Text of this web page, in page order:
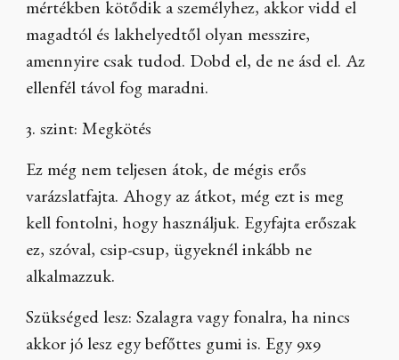
mértékben kötődik a személyhez, akkor vidd el
magadtól és lakhelyedtől olyan messzire,
amennyire csak tudod. Dobd el, de ne ásd el. Az
ellenfél távol fog maradni.
3. szint: Megkötés
Ez még nem teljesen átok, de mégis erős
varázslatfajta. Ahogy az átkot, még ezt is meg
kell fontolni, hogy használjuk. Egyfajta erőszak
ez, szóval, csip-csup, ügyeknél inkább ne
alkalmazzuk.
Szükséged lesz: Szalagra vagy fonalra, ha nincs
akkor jó lesz egy befőttes gumi is. Egy 9x9